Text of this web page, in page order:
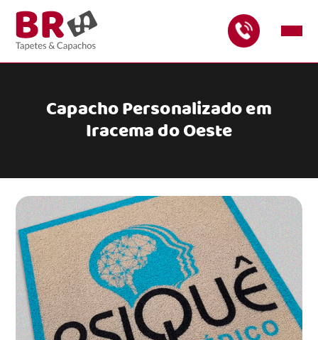
Capacho Personalizado em
Iracema do Oeste